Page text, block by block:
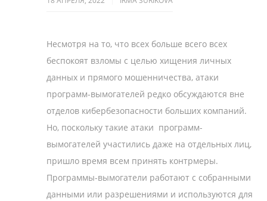
Несмотря на то, что всех больше всего всех
беспокоят взломы с целью хищения личных
данных и прямого мошенничества, атаки
программ-вымогателей редко обсуждаются вне
отделов кибербезопасности больших компаний.
Но, поскольку такие атаки программ-
вымогателей участились даже на отдельных лиц,
пришло время всем принять контрмеры.
Программы-вымогатели работают с собранными
данными или разрешениями и используются для